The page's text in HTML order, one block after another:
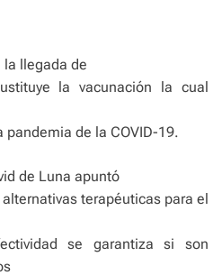
la llegada de
la vacunación la cual
de la COVID-19.
de Luna apuntó
terapéuticas para el
se garantiza si son